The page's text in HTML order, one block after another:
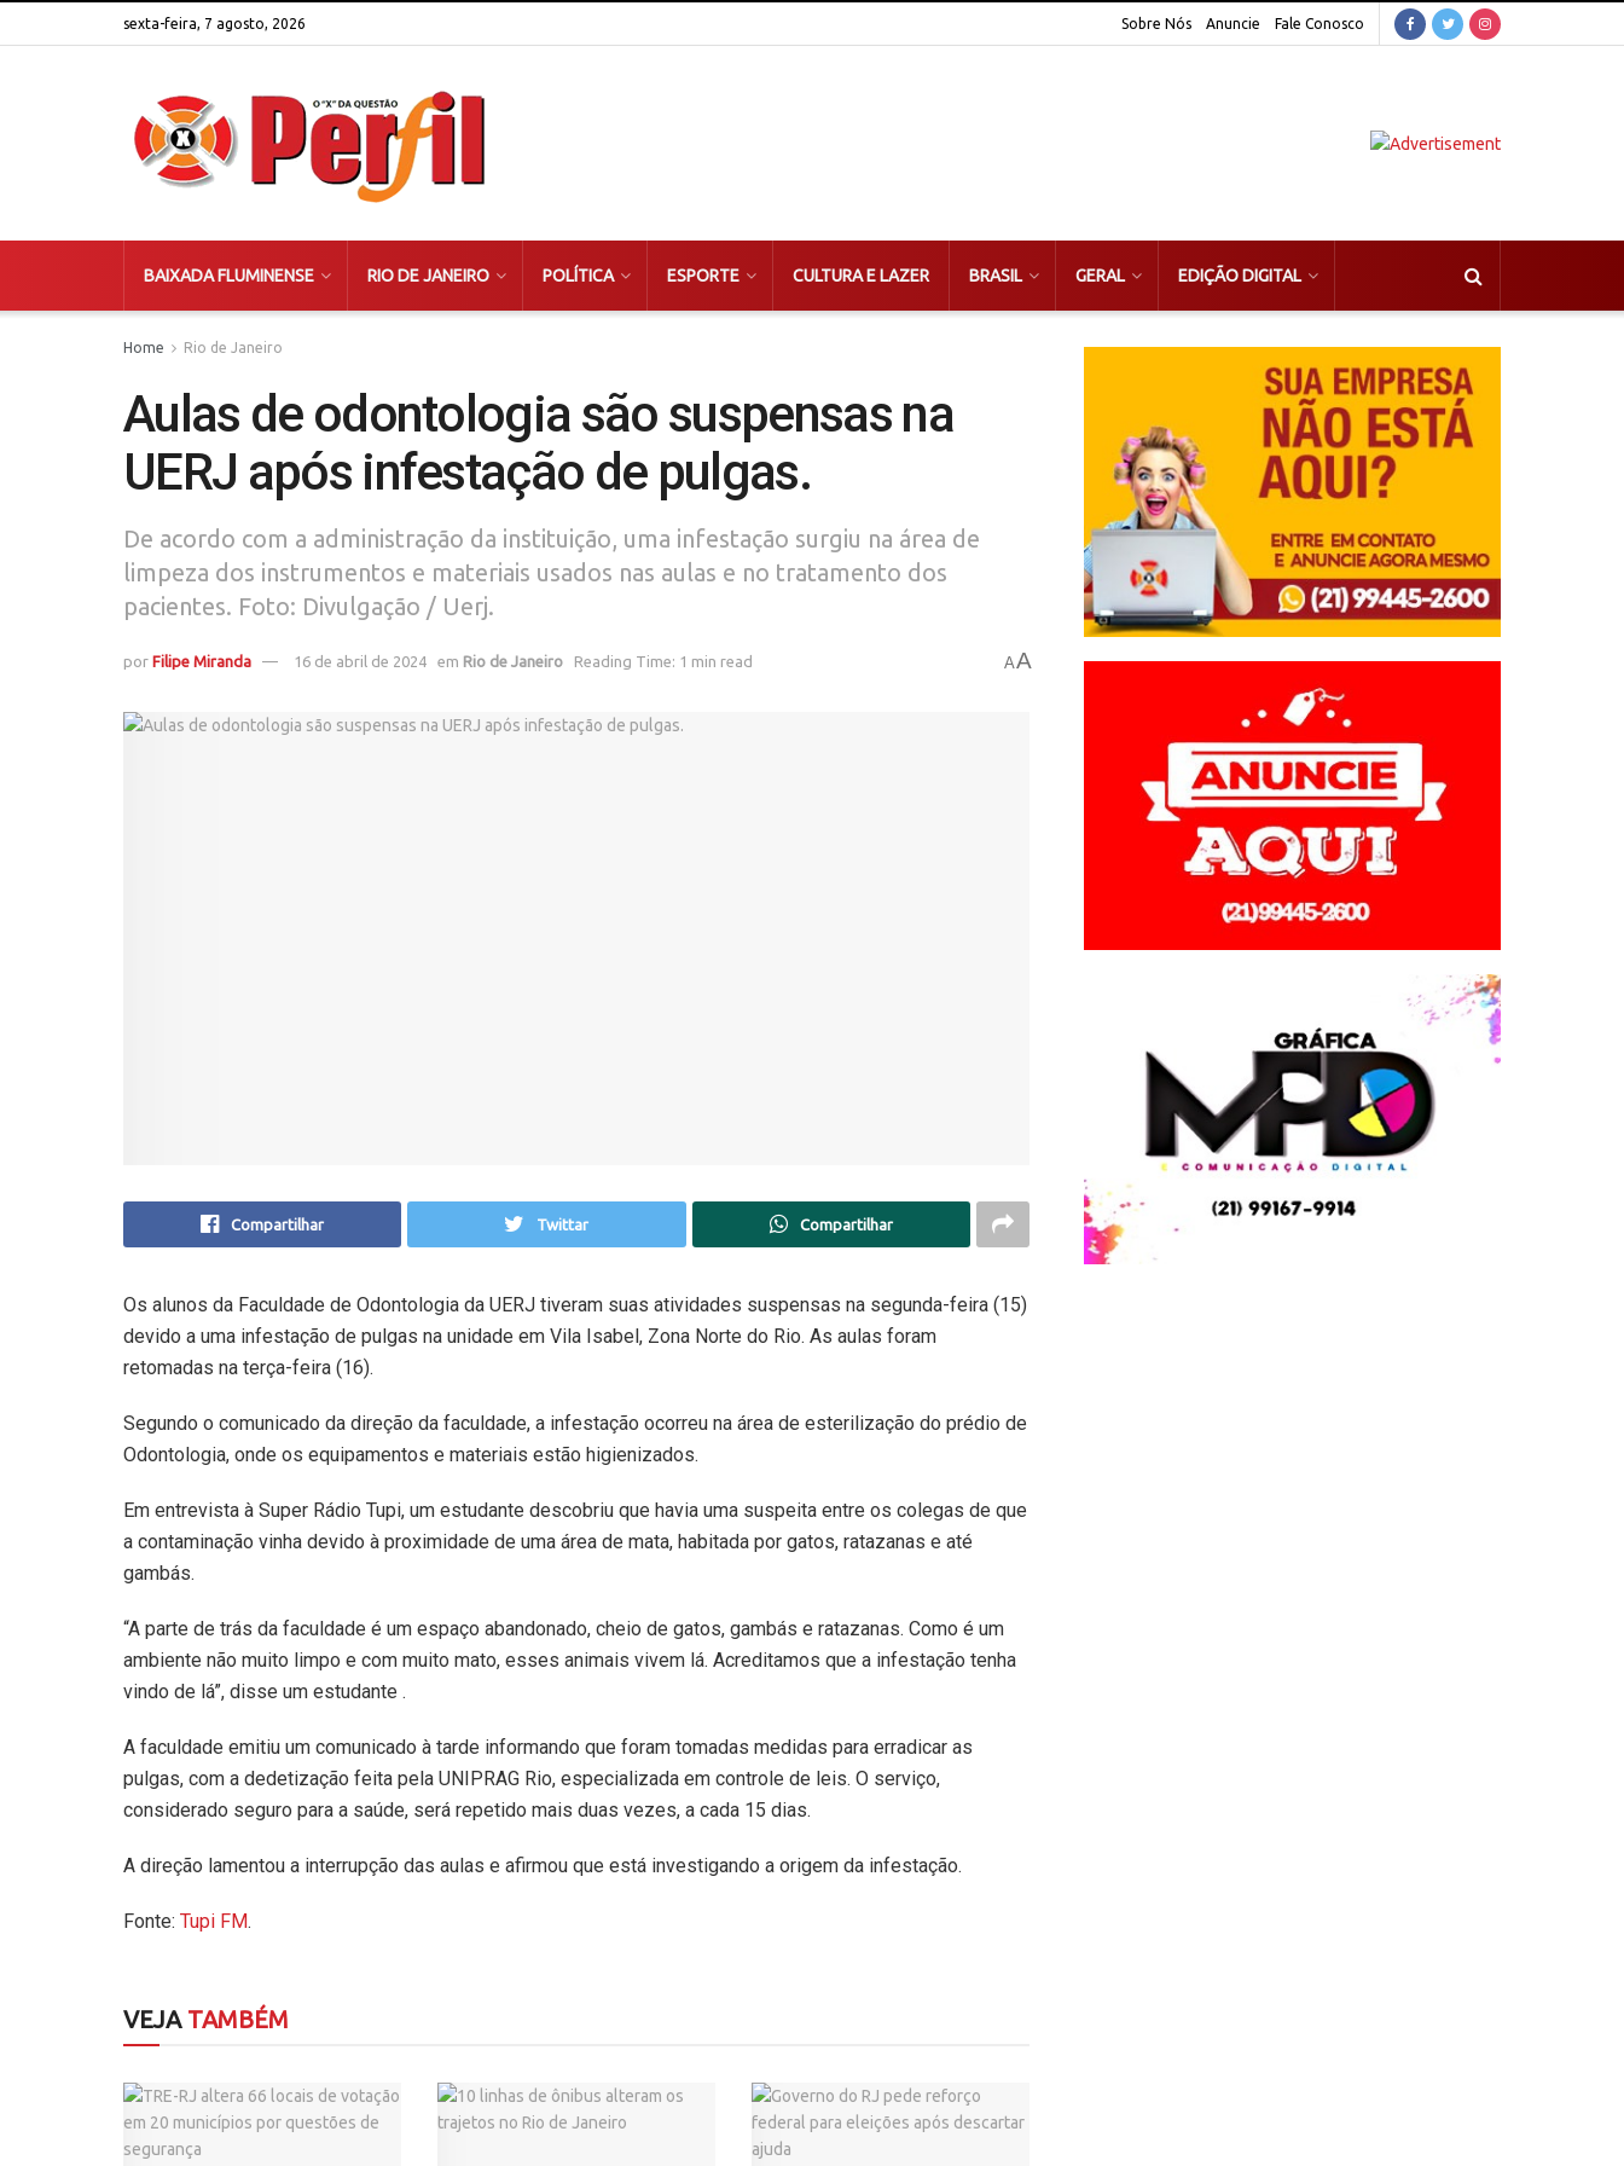
sexta-feira, 7 agosto, 2026 Sobre Nós Anuncie Fale Conosco
BAIXADA FLUMINENSE RIO DE JANEIRO POLÍTICA ESPORTE CULTURA E LAZER BRASIL GERAL EDIÇÃO DIGITAL
Home Rio de Janeiro
Aulas de odontologia são suspensas na
UERJ após infestação de pulgas.
De acordo com a administração da instituição, uma infestação surgiu na área de
limpeza dos instrumentos e materiais usados ​​nas aulas e no tratamento dos
pacientes. Foto: Divulgação / Uerj.
por Filipe Miranda 16 de abril de 2024 em Rio de Janeiro Reading Time: 1 min read AA
Compartilhar Twittar Compartilhar
Os alunos da Faculdade de Odontologia da UERJ tiveram suas atividades suspensas na segunda-feira (15)
devido a uma infestação de pulgas na unidade em Vila Isabel, Zona Norte do Rio. As aulas foram
retomadas na terça-feira (16).
Segundo o comunicado da direção da faculdade, a infestação ocorreu na área de esterilização do prédio de
Odontologia, onde os equipamentos e materiais estão higienizados.
Em entrevista à Super Rádio Tupi, um estudante descobriu que havia uma suspeita entre os colegas de que
a contaminação vinha devido à proximidade de uma área de mata, habitada por gatos, ratazanas e até
gambás.
“A parte de trás da faculdade é um espaço abandonado, cheio de gatos, gambás e ratazanas. Como é um
ambiente não muito limpo e com muito mato, esses animais vivem lá. Acreditamos que a infestação tenha
vindo de lá”, disse um estudante .
A faculdade emitiu um comunicado à tarde informando que foram tomadas medidas para erradicar as
pulgas, com a dedetização feita pela UNIPRAG Rio, especializada em controle de leis. O serviço,
considerado seguro para a saúde, será repetido mais duas vezes, a cada 15 dias.
A direção lamentou a interrupção das aulas e afirmou que está investigando a origem da infestação.
Fonte: Tupi FM.
VEJATAMBÉM